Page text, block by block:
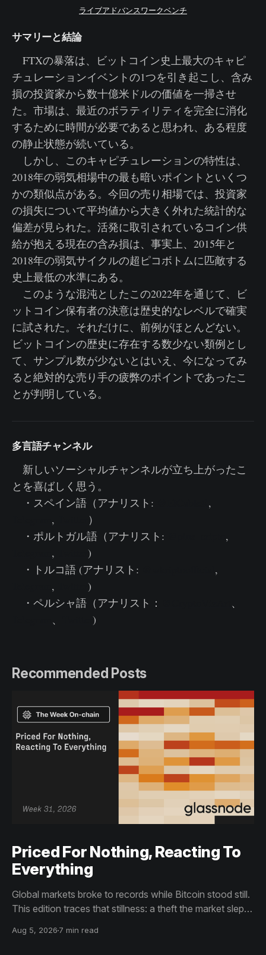
ライブアドバンスワークベンチ
サマリーと結論
FTXの暴落は、ビットコイン史上最大のキャピ
チュレーションイベントの1つを引き起こし、含み
損の投資家から数十億米ドルの価値を一掃させ
た。市場は、最近のボラティリティを完全に消化
するために時間が必要であると思われ、ある程度
の静止状態が続いている。
しかし、このキャピチュレーションの特性は、
2018年の弱気相場中の最も暗いポイントといくつ
かの類似点がある。今回の売り相場では、投資家
の損失について平均値から大きく外れた統計的な
偏差が見られた。活発に取引されているコイン供
給が抱える現在の含み損は、事実上、2015年と
2018年の弱気サイクルの超ピコボトムに匹敵する
史上最低の水準にある。
このような混沌としたこの2022年を通じて、ビ
ットコイン保有者の決意は歴史的なレベルで確実
に試された。それだけに、前例がほとんどない。
ビットコインの歴史に存在する数少ない類例とし
て、サンプル数が少ないとはいえ、今になってみ
ると絶対的な売り手の疲弊のポイントであったこ
とが判明している。
多言語チャンネル
新しいソーシャルチャンネルが立ち上がったこ
とを喜ばしく思う。
・スペイン語（アナリスト:
,
,
）
・ポルトガル語（アナリスト:
,
,
)
・トルコ語 (アナリスト:
,
,
)
・ペルシャ語（アナリスト：
、
、 )
Recommended Posts
Priced For Nothing, Reacting To
Everything
Global markets broke to records while Bitcoin stood still.
This edition traces that stillness: a theft the market slept
than capitulation, and an options market priced for
Aug 5, 2026 7 min read